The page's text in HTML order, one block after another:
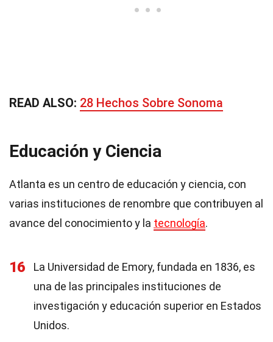
READ ALSO: 28 Hechos Sobre Sonoma
Educación y Ciencia
Atlanta es un centro de educación y ciencia, con
varias instituciones de renombre que contribuyen al
avance del conocimiento y la tecnología.
16
La Universidad de Emory, fundada en 1836, es
una de las principales instituciones de
investigación y educación superior en Estados
Unidos.